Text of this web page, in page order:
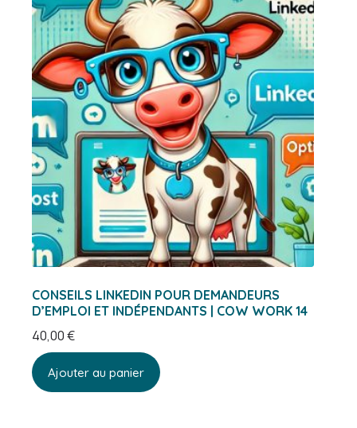
CONSEILS LINKEDIN POUR DEMANDEURS
D’EMPLOI ET INDÉPENDANTS | COW WORK 14
40,00€
Ajouter au panier